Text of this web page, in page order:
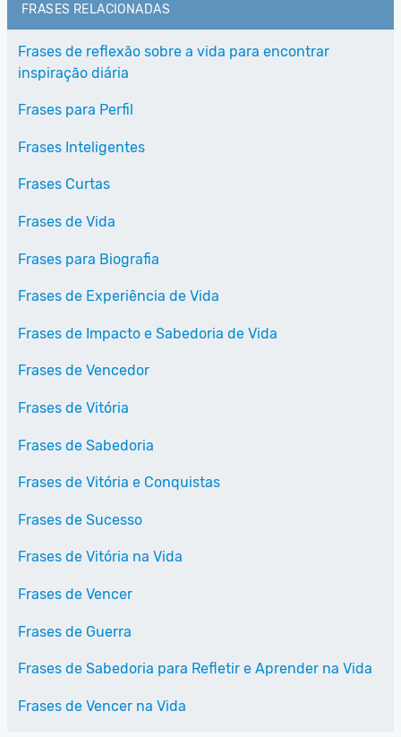
FRASES RELACIONADAS
Frases de reflexão sobre a vida para encontrar
inspiração diária
Frases para Perfil
Frases Inteligentes
Frases Curtas
Frases de Vida
Frases para Biografia
Frases de Experiência de Vida
Frases de Impacto e Sabedoria de Vida
Frases de Vencedor
Frases de Vitória
Frases de Sabedoria
Frases de Vitória e Conquistas
Frases de Sucesso
Frases de Vitória na Vida
Frases de Vencer
Frases de Guerra
Frases de Sabedoria para Refletir e Aprender na Vida
Frases de Vencer na Vida